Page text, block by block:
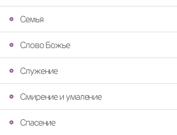
Семья
Слово Божье
Служение
Смирение и умаление
Спасение